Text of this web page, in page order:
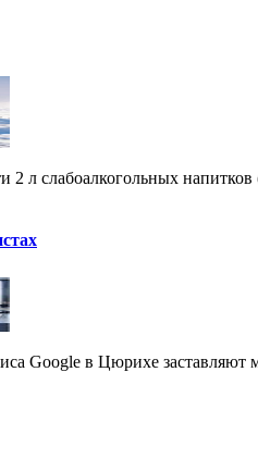
л слабоалкогольных напитков
Google в Цюрихе заставляют